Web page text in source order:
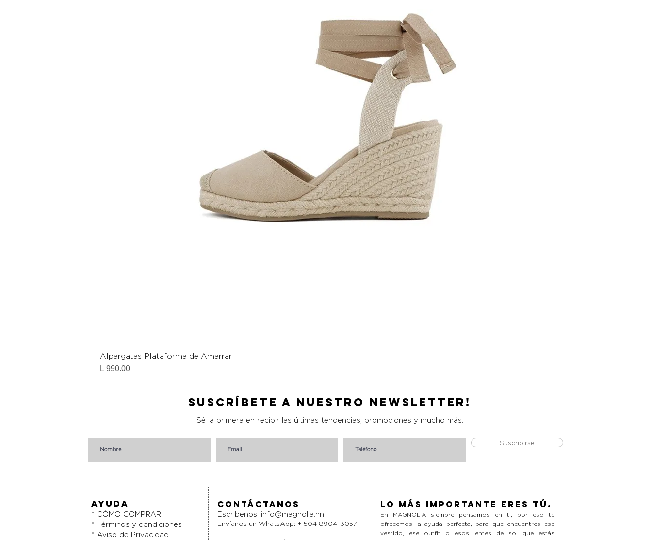
Alpargatas Plataforma de Amarrar
Precio
L 990.00
Suscríbete a nuestro Newsletter!
Sé la primera en recibir las últimas tendencias, promociones y mucho más.
Suscribirse
AYUDA
* CÓMO COMPRAR
* Términos y condiciones
* Aviso de Privacidad
Contáctanos
Escribenos: info@magnolia.hn
Envíanos un WhatsApp: + 504 8904-3057
Lo más importante eres tú.
En MAGNOLIA siempre pensamos en ti, por eso te
ofrecemos la ayuda perfecta, para que encuentres ese
vestido, ese outfit o esos lentes de sol que estás